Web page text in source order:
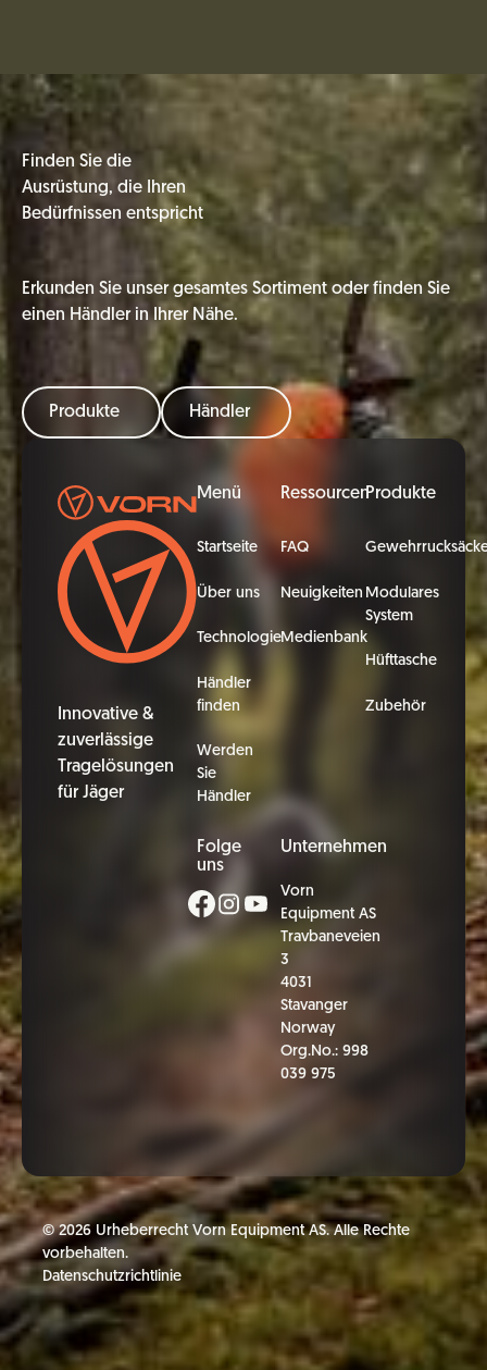
Finden Sie die
Ausrüstung, die Ihren
Bedürfnissen entspricht
Erkunden Sie unser gesamtes Sortiment oder finden Sie
einen Händler in Ihrer Nähe.
Produkte Händler
Innovative &
zuverlässige
Tragelösungen
für Jäger
Menü
Startseite
Über uns
Technologie
Händler
finden
Werden
Sie
Händler
Ressourcen
FAQ
Neuigkeiten
Medienbank
Produkte
Modulares
System
Hüfttasche
Zubehör
Folge
uns
Unternehmen
Vorn
Equipment AS
Travbaneveien
3
4031
Stavanger
Norway
Org.No.: 998
039 975
©2026 Urheberrecht Vorn Equipment AS. Alle Rechte
vorbehalten.
Datenschutzrichtlinie